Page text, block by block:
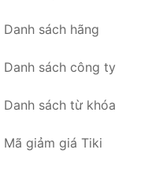
Danh sách hãng
Danh sách công ty
Danh sách từ khóa
Mã giảm giá Tiki